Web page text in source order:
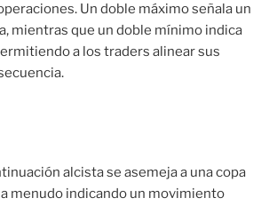
Un doble máximo señala un
mientras que un doble mínimo indica
a los traders alinear sus
alcista se asemeja a una copa
a menudo indicando un movimiento